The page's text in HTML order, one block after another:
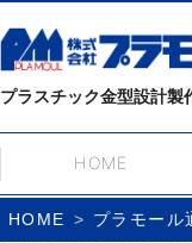
プラスチック金型設計製
HOME
HOME プラモール